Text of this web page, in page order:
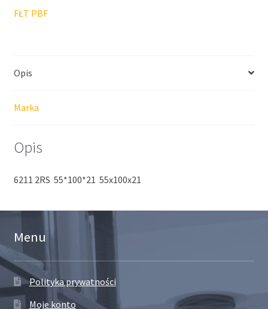
FŁT PBF
Opis
Marka
Opis
6211 2RS 55*100*21 55x100x21
Menu
Polityka prywatności
Moje konto